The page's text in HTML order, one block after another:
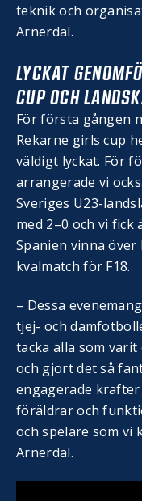
teknik och
Arnerdal.
LYCKAT
CUP OCH
För första gången
Rekarne girls cup
väldigt lyckat. För
arrangerade vi
Sveriges U23-
med 2–0 och vi fick
Spanien vinna över
kvalmatch för F18.
– Dessa
tjej- och
tacka alla som
och gjort det så
engagerade
föräldrar och
och spelare som vi
Arnerdal.